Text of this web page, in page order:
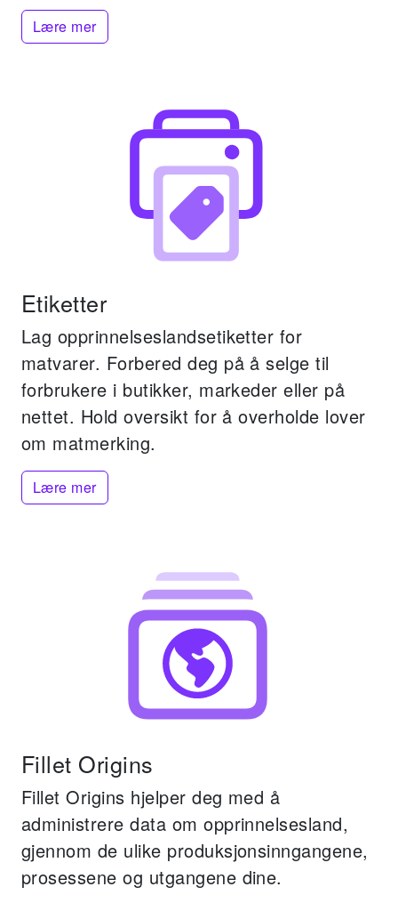
Lære mer
Etiketter
Lag opprinnelseslandsetiketter for
matvarer. Forbered deg på å selge til
forbrukere i butikker, markeder eller på
nettet. Hold oversikt for å overholde lover
om matmerking.
Lære mer
Fillet Origins
Fillet Origins hjelper deg med å
administrere data om opprinnelsesland,
gjennom de ulike produksjonsinngangene,
prosessene og utgangene dine.